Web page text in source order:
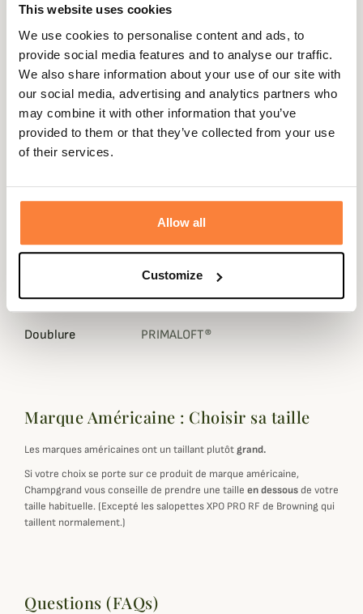
This website uses cookies
We use cookies to personalise content and ads, to
provide social media features and to analyse our traffic.
We also share information about your use of our site with
our social media, advertising and analytics partners who
may combine it with other information that you’ve
provided to them or that they’ve collected from your use
of their services.
Allow all
Customize
votre taille habituelle
Fiche technique
Composition 100 % Polyester
Renfort 90% Polyester, 10% Spandex
Coloris Camouflage , Vert
Genre Homme
OdorSmart
Membrane Pre-Vent
Doublure PRIMALOFT®
Marque Américaine : Choisir sa taille
Les marques américaines ont un taillant plutôt grand.
Si votre choix se porte sur ce produit de marque américaine,
Champgrand vous conseille de prendre une taille en dessousde votre
taille habituelle. (Excepté les salopettes XPO PRO RF de Browning qui
taillent normalement.)
Questions (FAQs)